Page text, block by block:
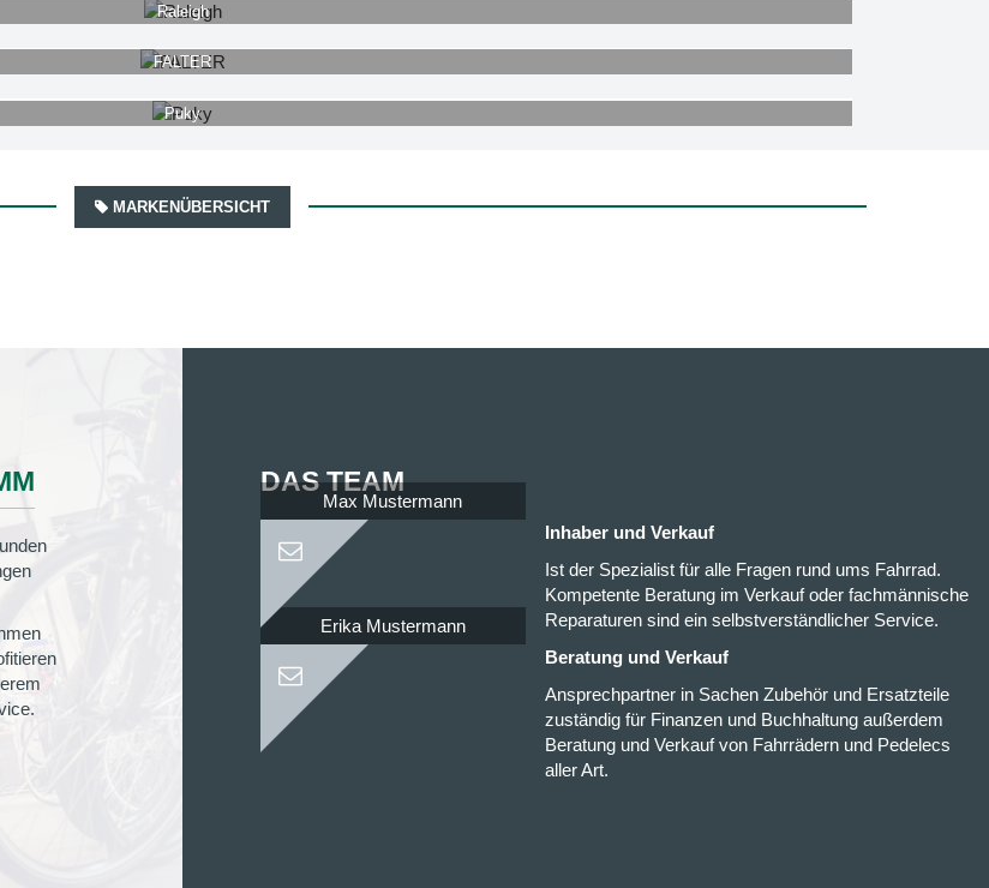
Raleigh
FALTER
Puky
MARKENÜBERSICHT
DAS TEAM
Max Mustermann
Inhaber und Verkauf
Ist der Spezialist für alle Fragen rund ums Fahrrad.
Kompetente Beratung im Verkauf oder fachmännische
Reparaturen sind ein selbstverständlicher Service.
Erika Mustermann
Beratung und Verkauf
Ansprechpartner in Sachen Zubehör und Ersatzteile
zuständig für Finanzen und Buchhaltung außerdem
Beratung und Verkauf von Fahrrädern und Pedelecs
aller Art.